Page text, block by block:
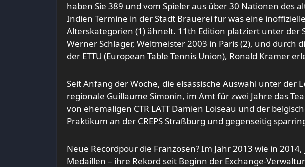
haben Sie 389 und vom Spieler aus über 30 Nationen des
Indien Termine in der Stadt Brauerei für was eine
Alterskategorien (1) ähnelt. 11th Edition platziert unter
Werner Schlager, Weltmeister 2003 in Paris (2), und durch
der ETTU (European Table Tennis Union), Ronald Kramer
Seit Anfang der Woche, die elsässische Auswahl unter der
regionale Guillaume Simonin, im Amt für zwei Jahre das
von ehemaligen CTR LATT Damien Loiseau und der
Praktikum an der CREPS Straßburg und gegenseitig
Neue Recordpour die Franzosen? Im Jahr 2013 wie in
Medaillen – ihre Rekord seit Beginn der Exchange-Verwa